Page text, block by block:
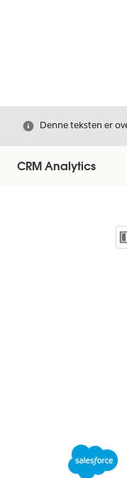
Avslutt
Denne teksten er
CRM Analytics